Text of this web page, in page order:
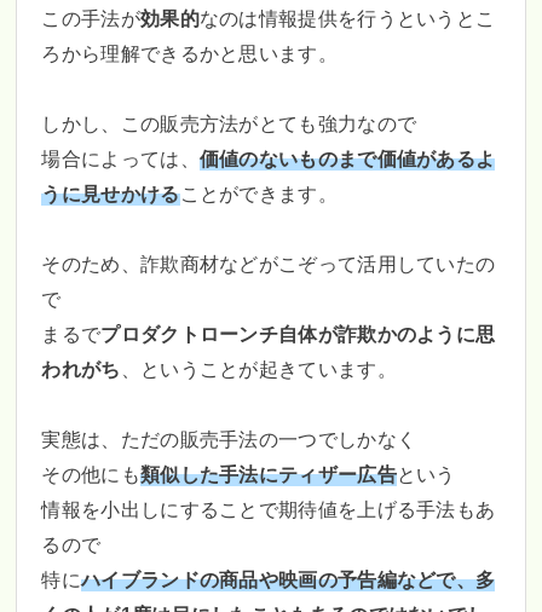
この手法が効果的なのは情報提供を行うというとこ
ろから理解できるかと思います。
しかし、この販売方法がとても強力なので
場合によっては、 価値のないものまで価値があるよ
うに見せかけることができます。
そのため、詐欺商材などがこぞって活用していたの
で
まるでプロダクトローンチ自体が詐欺かのように思
われがち 、ということが起きています。
実態は、ただの販売手法の一つでしかなく
その他にも類似した手法にティザー広告という
情報を小出しにすることで期待値を上げる手法もあ
るので
特にハイブランドの商品や映画の予告編などで、多